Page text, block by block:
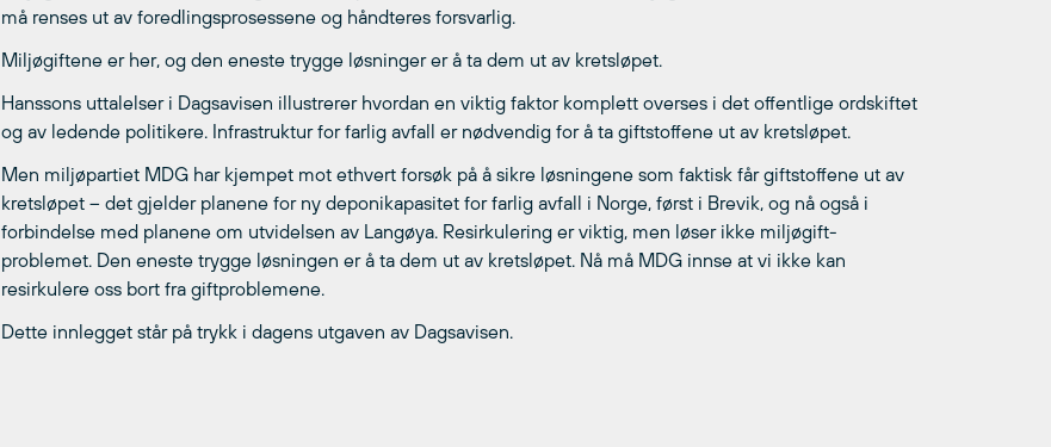
må renses ut av foredlingsprosessene og håndteres forsvarlig.
Miljøgiftene er her, og den eneste trygge løsninger er å ta dem ut av kretsløpet.
Hanssons uttalelser i Dagsavisen illustrerer hvordan en viktig faktor komplett overses i det offentlige ordskiftet
og av ledende politikere. Infrastruktur for farlig avfall er nødvendig for å ta giftstoffene ut av kretsløpet.
Men miljøpartiet MDG har kjempet mot ethvert forsøk på å sikre løsningene som faktisk får giftstoffene ut av
kretsløpet – det gjelder planene for ny deponikapasitet for farlig avfall i Norge, først i Brevik, og nå også i
forbindelse med planene om utvidelsen av Langøya. Resirkulering er viktig, men løser ikke miljøgift-
problemet. Den eneste trygge løsningen er å ta dem ut av kretsløpet. Nå må MDG innse at vi ikke kan
resirkulere oss bort fra giftproblemene.
Dette innlegget står på trykk i dagens utgaven av Dagsavisen.